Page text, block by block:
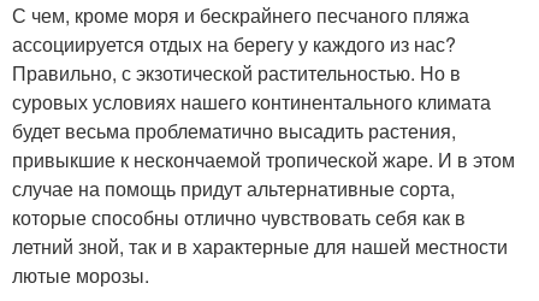
С чем, кроме моря и бескрайнего песчаного пляжа
ассоциируется отдых на берегу у каждого из нас?
Правильно, с экзотической растительностью. Но в
суровых условиях нашего континентального климата
будет весьма проблематично высадить растения,
привыкшие к нескончаемой тропической жаре. И в этом
случае на помощь придут альтернативные сорта,
которые способны отлично чувствовать себя как в
летний зной, так и в характерные для нашей местности
лютые морозы.